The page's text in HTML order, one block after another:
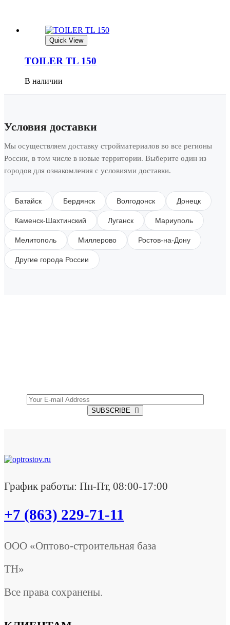
Quick View
TOILER TL 150
В наличии
Условия доставки
Мы осуществляем доставку стройматериалов во все регионы
России, в том числе в новые территории. Выберите один из
городов для ознакомления с условиями доставки.
Батайск Бердянск Волгодонск Донецк
Каменск-Шахтинский Луганск Мариуполь
Мелитополь Миллерово Ростов-на-Дону
Другие города России
SUBSCRIBE
График работы: Пн-Пт, 08:00-17:00
+7 (863) 229-71-11
ООО «Оптово-строительная база
ТН»
Все права сохранены.